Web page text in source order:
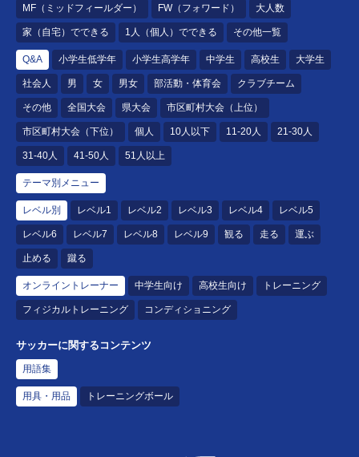
MF（ミッドフィールダー） FW（フォワード） 大人数
家（自宅）でできる 1人（個人）でできる その他一覧
Q&A 小学生低学年 小学生高学年 中学生 高校生 大学生
社会人 男 女 男女 部活動・体育会 クラブチーム
その他 全国大会 県大会 市区町村大会（上位）
市区町村大会（下位） 個人 10人以下 11-20人 21-30人
31-40人 41-50人 51人以上
テーマ別メニュー
レベル別 レベル1 レベル2 レベル3 レベル4 レベル5
レベル6 レベル7 レベル8 レベル9 観る 走る 運ぶ
止める 蹴る
オンライントレーナー 中学生向け 高校生向け トレーニング
フィジカルトレーニング コンディショニング
サッカーに関するコンテンツ
用語集
用具・用品 トレーニングボール